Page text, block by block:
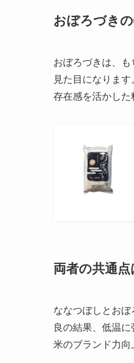
おぼろづき
おぼろづきは、
見た目になりま
存在感を活かした
両者の共通点
ななつぼしとお
良の結果、低温
米のブランド力向